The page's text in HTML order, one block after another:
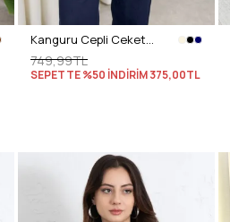
Kanguru Cepli Ceket 0034 - LACİVERT
749,99TL
SEPETTE %50 İNDİRİM375,00TL